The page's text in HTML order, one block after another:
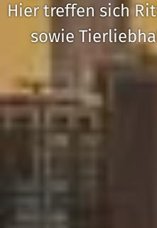
Hier treffen sich
sowie